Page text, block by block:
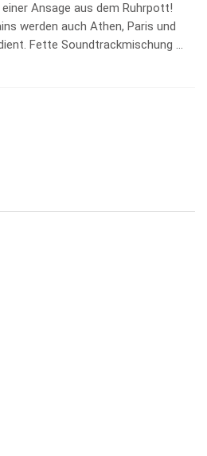
Ansage aus dem Ruhrpott!
werden auch Athen, Paris und
Fette Soundtrackmischung …